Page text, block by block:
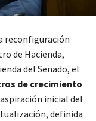
reconfiguración
de Hacienda,
del Senado, el
de crecimiento
inicial del
definida